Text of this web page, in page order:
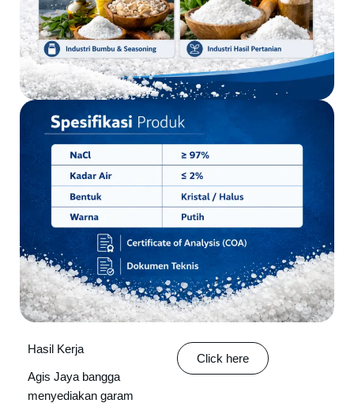
Hasil Kerja
Agis Jaya bangga
menyediakan garam
Click here